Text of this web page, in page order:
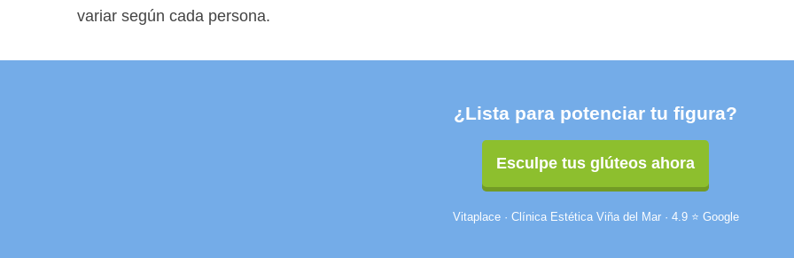
variar según cada persona.
¿Lista para potenciar tu figura?
Esculpe tus glúteos ahora
Vitaplace · Clínica Estética Viña del Mar · 4.9 ⭐ Google